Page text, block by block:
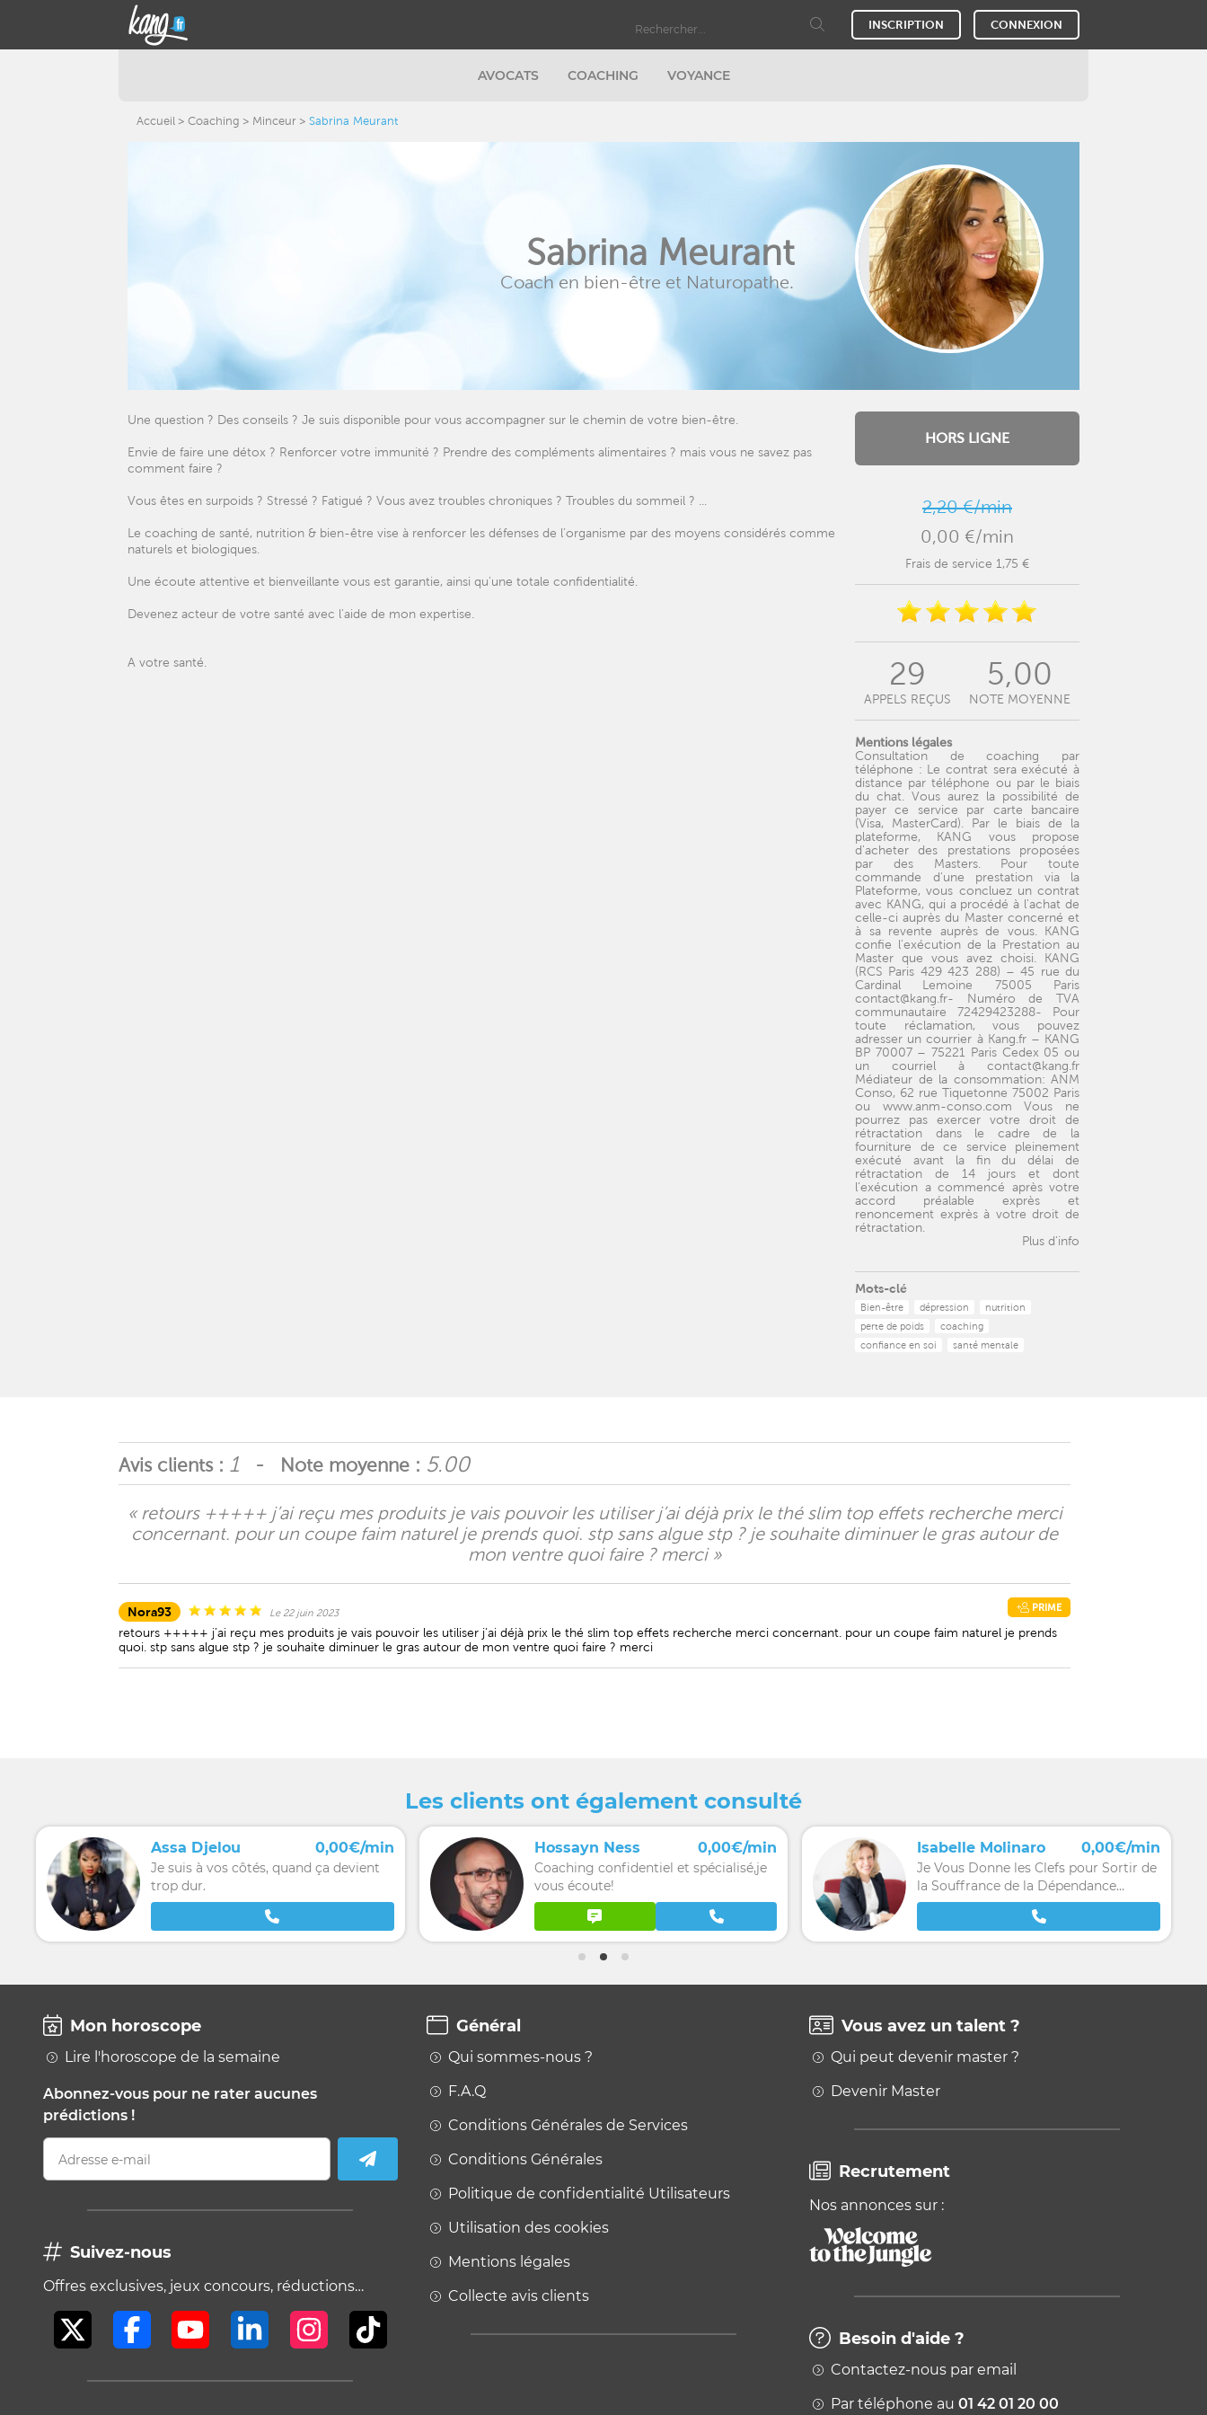
INSCRIPTION CONNEXION
AVOCATS COACHING VOYANCE
Accueil Coaching Minceur Sabrina Meurant
Sabrina Meurant
Coach en bien-être et Naturopathe.
HORS LIGNE
2,20 €/min
0,00 €/min
Frais de service 1,75 €
29
APPELS REÇUS
5,00
NOTE MOYENNE
Mentions légales
Consultation de coaching par
téléphone : Le contrat sera exécuté à
distance par téléphone ou par le biais
du chat. Vous aurez la possibilité de
payer ce service par carte bancaire
(Visa, MasterCard). Par le biais de la
plateforme, KANG vous propose
d'acheter des prestations proposées
par des Masters. Pour toute
commande d'une prestation via la
Plateforme, vous concluez un contrat
avec KANG, qui a procédé à l'achat de
celle-ci auprès du Master concerné et
à sa revente auprès de vous. KANG
confie l'exécution de la Prestation au
Master que vous avez choisi. KANG
(RCS Paris 429 423 288) – 45 rue du
Cardinal Lemoine 75005 Paris
contact@kang.fr- Numéro de TVA
communautaire 72429423288- Pour
toute réclamation, vous pouvez
adresser un courrier à Kang.fr – KANG
BP 70007 – 75221 Paris Cedex 05 ou
un courriel à contact@kang.fr
Médiateur de la consommation: ANM
Conso, 62 rue Tiquetonne 75002 Paris
ou www.anm-conso.com Vous ne
pourrez pas exercer votre droit de
rétractation dans le cadre de la
fourniture de ce service pleinement
exécuté avant la fin du délai de
rétractation de 14 jours et dont
l’exécution a commencé après votre
accord préalable exprès et
renoncement exprès à votre droit de
rétractation.
Plus d'info
Mots-clé
Bien-être dépression
nutrition
perte de poids
coaching
confiance en soi
santé mentale
Une question ? Des conseils ? Je suis disponible pour vous accompagner sur le chemin de votre bien-être.
Envie de faire une détox ? Renforcer votre immunité ? Prendre des compléments alimentaires ? mais vous ne savez pas
comment faire ?
Vous êtes en surpoids ? Stressé ? Fatigué ? Vous avez troubles chroniques ? Troubles du sommeil ? ...
Le coaching de santé, nutrition & bien-être vise à renforcer les défenses de l’organisme par des moyens considérés comme
naturels et biologiques.
Une écoute attentive et bienveillante vous est garantie, ainsi qu'une totale confidentialité.
Devenez acteur de votre santé avec l'aide de mon expertise.
A votre santé.
Avis clients : 1 - Note moyenne : 5.00
« retours +++++ j’ai reçu mes produits je vais pouvoir les utiliser j’ai déjà prix le thé slim top effets recherche merci
concernant. pour un coupe faim naturel je prends quoi. stp sans algue stp ? je souhaite diminuer le gras autour de
mon ventre quoi faire ? merci »
Nora93 Le 22 juin 2023 PRIME
retours +++++ j’ai reçu mes produits je vais pouvoir les utiliser j’ai déjà prix le thé slim top effets recherche merci concernant. pour un coupe faim naturel je prends
quoi. stp sans algue stp ? je souhaite diminuer le gras autour de mon ventre quoi faire ? merci
Les clients ont également consulté
Assa Djelou 0,00€/min
Je suis à vos côtés, quand ça devient
trop dur.
Hossayn Ness 0,00€/min
Coaching confidentiel et spécialisé,je
vous écoute!
Isabelle Molinaro 0,00€/min
Je Vous Donne les Clefs pour Sortir de
la Souffrance de la Dépendance
Affective
Mon horoscope
Lire l'horoscope de la semaine
Abonnez-vous pour ne rater aucunes
prédictions !
Adresse e-mail
Suivez-nous
Offres exclusives, jeux concours, réductions…
Général
Qui sommes-nous ?
F.A.Q
Conditions Générales de Services
Conditions Générales
Politique de confidentialité Utilisateurs
Utilisation des cookies
Mentions légales
Collecte avis clients
Vous avez un talent ?
Qui peut devenir master ?
Devenir Master
Recrutement
Nos annonces sur :
Besoin d'aide ?
Contactez-nous par email
Par téléphone au01 42 01 20 00